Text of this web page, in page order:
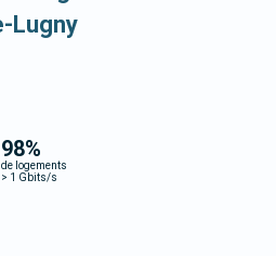
Lugny
98%
de logements
> 1 Gbits/s